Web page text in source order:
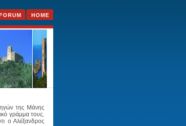
HOME
της Μάνης
γράμμα τους.
ο Αλέξανδρος